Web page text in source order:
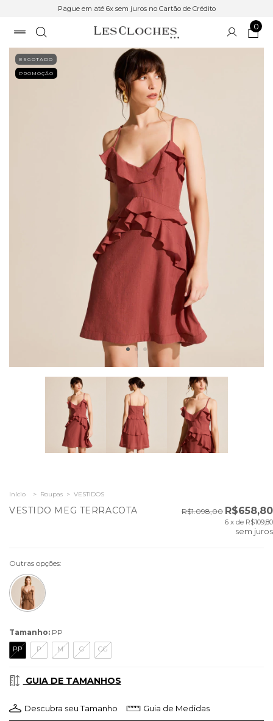
Pague em até 6x sem juros no Cartão de Crédito
0
ESGOTADO
PROMOÇÃO
Início > Roupas > VESTIDOS
VESTIDO MEG TERRACOTA R$1.098,00 R$658,80
6 x de R$109,80
sem juros
Outras opções:
Tamanho: PP
PP P M G GG
GUIA DE TAMANHOS
Descubra seu Tamanho Guia de Medidas